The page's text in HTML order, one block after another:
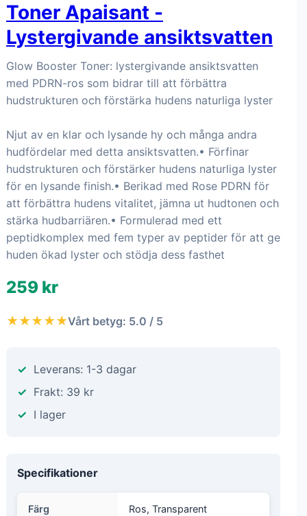
Toner Apaisant -
Lystergivande ansiktsvatten
Glow Booster Toner: lystergivande ansiktsvatten
med PDRN-ros som bidrar till att förbättra
hudstrukturen och förstärka hudens naturliga lyster
Njut av en klar och lysande hy och många andra
hudfördelar med detta ansiktsvatten.• Förfinar
hudstrukturen och förstärker hudens naturliga lyster
för en lysande finish.• Berikad med Rose PDRN för
att förbättra hudens vitalitet, jämna ut hudtonen och
stärka hudbarriären.• Formulerad med ett
peptidkomplex med fem typer av peptider för att ge
huden ökad lyster och stödja dess fasthet
259 kr
★★★★★Vårt betyg: 5.0 / 5
Leverans: 1-3 dagar
Frakt: 39 kr
I lager
Specifikationer
Färg Ros, Transparent